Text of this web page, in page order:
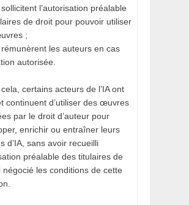
sollicitent l’autorisation préalable
de droit pour pouvoir utiliser
;
rémunèrent les auteurs en cas
autorisée.
certains acteurs de l’IA ont
continuent d’utiliser des œuvres
par le droit d’auteur pour
enrichir ou entraîner leurs
d’IA, sans avoir recueilli
préalable des titulaires de
négocié les conditions de cette